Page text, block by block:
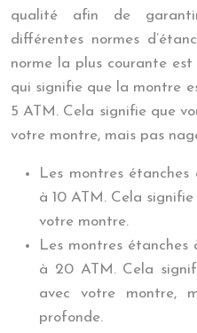
qualité afin de
différentes normes
norme la plus courante
qui signifie que la montre
5 ATM. Cela signifie que
votre montre, mais pas
Les montres
à 10 ATM. Cela
votre montre.
Les montres
à 20 ATM. Cela
avec votre montre,
profonde.